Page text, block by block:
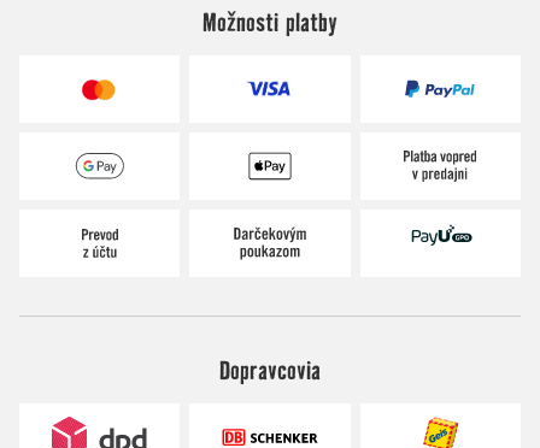
Možnosti platby
Dopravcovia